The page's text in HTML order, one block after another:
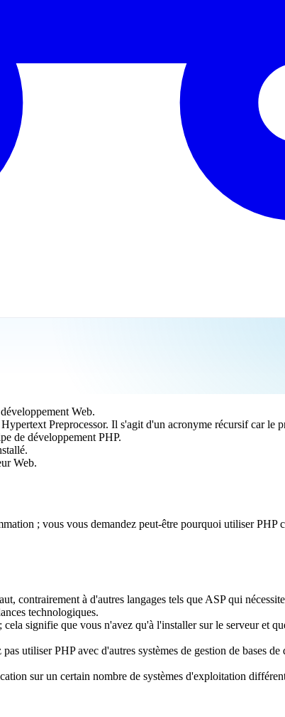
Web.
Preprocessor. Il s'agit d'un acronyme récursif car le
de développement PHP.
Web.
; vous vous demandez peut-être pourquoi utiliser
contrairement à d'autres langages tels que ASP qui
technologiques.
signifie que vous n'avez qu'à l'installer sur le serveur et
utiliser PHP avec d'autres systèmes de gestion de bases
sur un certain nombre de systèmes d'exploitation